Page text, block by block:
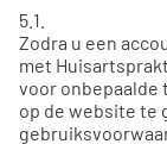
5.1.
Zodra u een
met
voor onbepaalde
op de website te